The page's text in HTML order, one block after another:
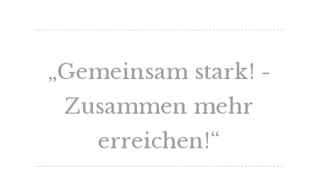
„Gemeinsam stark! -
Zusammen mehr
erreichen!“